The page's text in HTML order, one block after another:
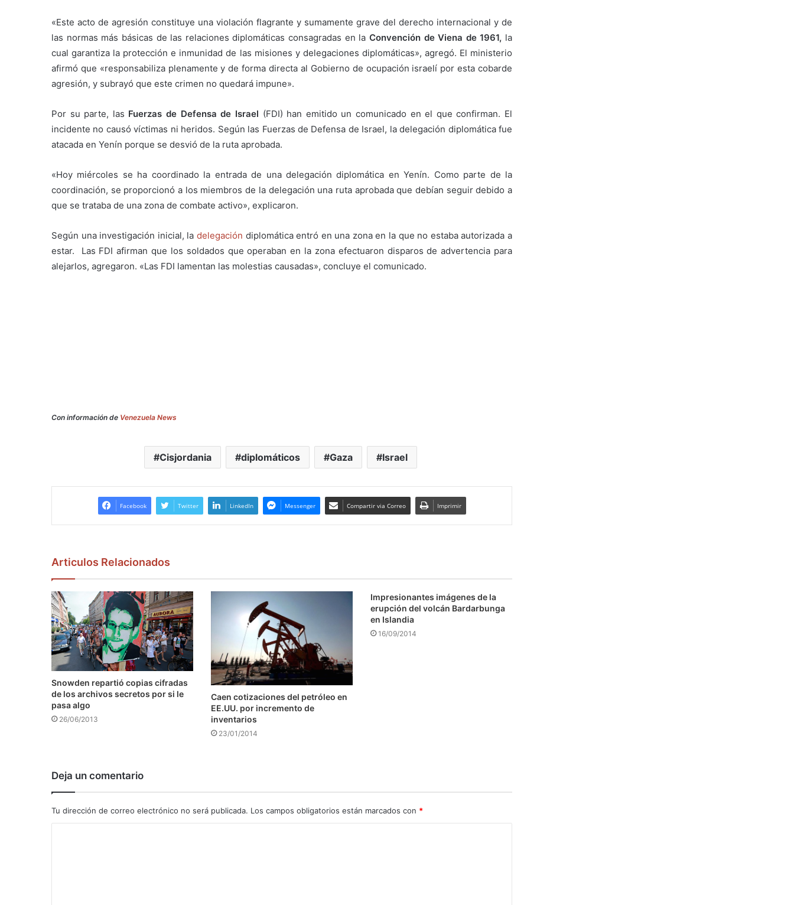
«Este acto de agresión constituye una violación flagrante y sumamente grave del derecho internacional y de
las normas más básicas de las relaciones diplomáticas consagradas en la Convención de Viena de 1961, la
cual garantiza la protección e inmunidad de las misiones y delegaciones diplomáticas», agregó. El ministerio
afirmó que «responsabiliza plenamente y de forma directa al Gobierno de ocupación israelí por esta cobarde
agresión, y subrayó que este crimen no quedará impune».
Por su parte, las Fuerzas de Defensa de Israel (FDI) han emitido un comunicado en el que confirman. El
incidente no causó víctimas ni heridos. Según las Fuerzas de Defensa de Israel, la delegación diplomática fue
atacada en Yenín porque se desvió de la ruta aprobada.
«Hoy miércoles se ha coordinado la entrada de una delegación diplomática en Yenín. Como parte de la
coordinación, se proporcionó a los miembros de la delegación una ruta aprobada que debían seguir debido a
que se trataba de una zona de combate activo», explicaron.
Según una investigación inicial, la delegación diplomática entró en una zona en la que no estaba autorizada a
estar. Las FDI afirman que los soldados que operaban en la zona efectuaron disparos de advertencia para
alejarlos, agregaron. «Las FDI lamentan las molestias causadas», concluye el comunicado.
Con información de Venezuela News
Cisjordania diplomáticos Gaza Israel
Facebook Twitter LinkedIn Messenger Compartir via Correo Imprimir
Articulos Relacionados
Snowden repartió copias cifradas
de los archivos secretos por si le
pasa algo
26/06/2013
Caen cotizaciones del petróleo en
EE.UU. por incremento de
inventarios
23/01/2014
Impresionantes imágenes de la
erupción del volcán Bardarbunga
en Islandia
16/09/2014
Deja un comentario
Tu dirección de correo electrónico no será publicada. Los campos obligatorios están marcados con *